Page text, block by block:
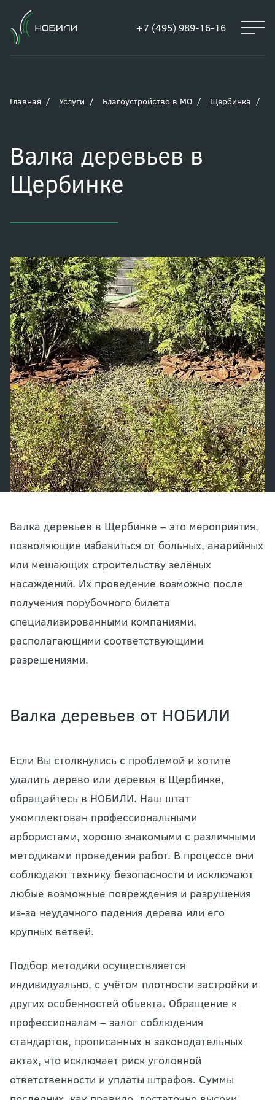
+7 (495) 989-16-16
Главная Услуги Благоустройство в МО Щербинка
Валка деревьев в
Щербинке
Валка деревьев в Щербинке – это мероприятия,
позволяющие избавиться от больных, аварийных
или мешающих строительству зелёных
насаждений. Их проведение возможно после
получения порубочного билета
специализированными компаниями,
располагающими соответствующими
разрешениями.
Валка деревьев от НОБИЛИ
Если Вы столкнулись с проблемой и хотите
удалить дерево или деревья в Щербинке,
обращайтесь в НОБИЛИ. Наш штат
укомплектован профессиональными
арбористами, хорошо знакомыми с различными
методиками проведения работ. В процессе они
соблюдают технику безопасности и исключают
любые возможные повреждения и разрушения
из-за неудачного падения дерева или его
крупных ветвей.
Подбор методики осуществляется
индивидуально, с учётом плотности застройки и
других особенностей объекта. Обращение к
профессионалам – залог соблюдения
стандартов, прописанных в законодательных
актах, что исключает риск уголовной
ответственности и уплаты штрафов. Суммы